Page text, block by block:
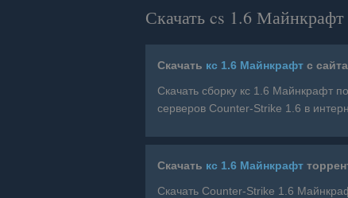
Скачать cs 1.6
Скачать кс 1.6 Майнкрафт с сайта
Скачать сборку кс 1.6 Майнкрафт
серверов Counter-Strike 1.6 в
Скачать кс 1.6 Майнкрафт
Скачать Counter-Strike 1.6